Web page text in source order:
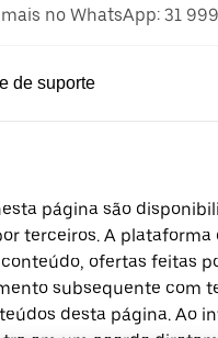
no WhatsApp: 31
de suporte
página são
terceiros. A plataforma
ofertas feitas
subsequente com
desta página. Ao